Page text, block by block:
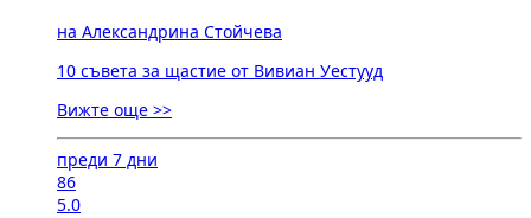
на Александрина Стойчева
10 съвета за щастие от Вивиан Уестууд
Вижте още >>
преди 7 дни
86
5.0